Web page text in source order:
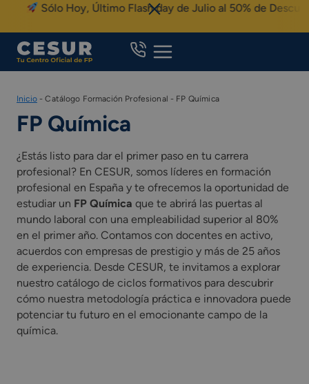
content
Sólo Hoy, Último Flash day de Julio al 50% de
Inicio-Catálogo Formación Profesional - FP Química
FP Química
¿Estás listo para dar el primer paso en tu carrera
profesional? En CESUR, somos líderes en formación
profesional en España y te ofrecemos la oportunidad de
estudiar un FP Química que te abrirá las puertas al
mundo laboral con una empleabilidad superior al 80%
en el primer año. Contamos con docentes en activo,
acuerdos con empresas de prestigio y más de 25 años
de experiencia. Desde CESUR, te invitamos a explorar
nuestro catálogo de ciclos formativos para descubrir
cómo nuestra metodología práctica e innovadora puede
potenciar tu futuro en el emocionante campo de la
química.